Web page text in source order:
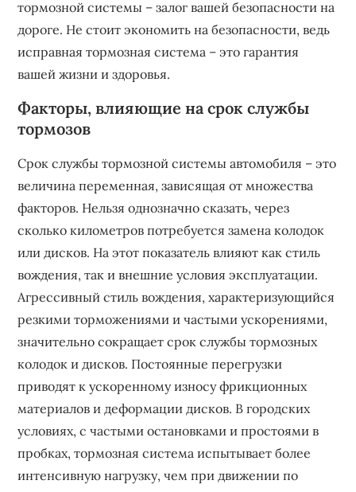
тормозной системы – залог вашей безопасности на
дороге. Не стоит экономить на безопасности, ведь
исправная тормозная система – это гарантия
вашей жизни и здоровья.
Факторы, влияющие на срок службы
тормозов
Срок службы тормозной системы автомобиля – это
величина переменная, зависящая от множества
факторов. Нельзя однозначно сказать, через
сколько километров потребуется замена колодок
или дисков. На этот показатель влияют как стиль
вождения, так и внешние условия эксплуатации.
Агрессивный стиль вождения, характеризующийся
резкими торможениями и частыми ускорениями,
значительно сокращает срок службы тормозных
колодок и дисков. Постоянные перегрузки
приводят к ускоренному износу фрикционных
материалов и деформации дисков. В городских
условиях, с частыми остановками и простоями в
пробках, тормозная система испытывает более
интенсивную нагрузку, чем при движении по